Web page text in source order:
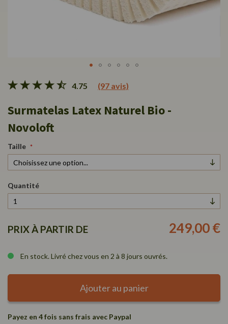
4.75 (97 avis)
Surmatelas Latex Naturel Bio -
Novoloft
Taille
Quantité
PRIX À PARTIR DE 249,00 €
En stock. Livré chez vous en 2 à 8 jours ouvrés.
Ajouter au panier
Payez en 4 fois sans frais avec Paypal
au
de
Galerie